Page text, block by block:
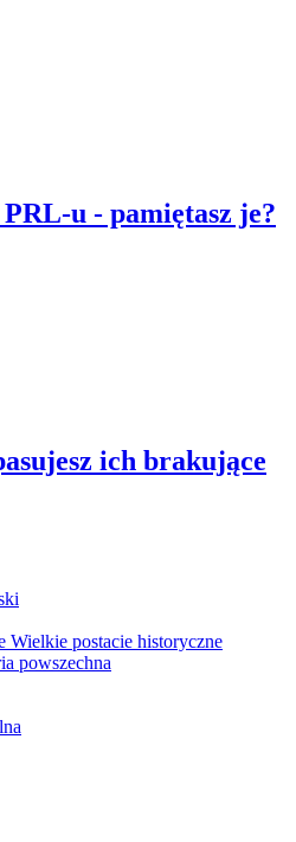
u - pamiętasz je?
ich brakujące
Wielkie postacie historyczne
powszechna